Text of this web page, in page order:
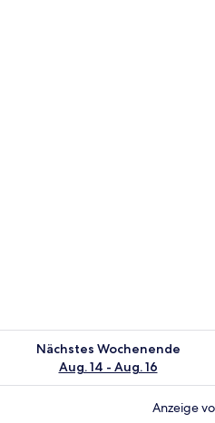
Aug. 7 - Aug. 9.
Nächstes Wochenende
Aug. 14 - Aug. 16
die Verfügbarkeit für
Anzeige